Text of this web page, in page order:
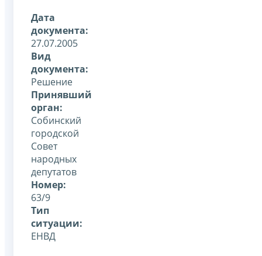
Дата
документа:
27.07.2005
Вид
документа:
Решение
Принявший
орган:
Собинский
городской
Совет
народных
депутатов
Номер:
63/9
Тип
ситуации:
ЕНВД